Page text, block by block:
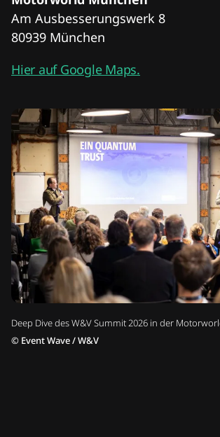
Deep Dive des W&V Summit 2026 in der
© Event Wave / W&V
Am Ausbesserungswerk 8
80939 München
Hier auf Google Maps.